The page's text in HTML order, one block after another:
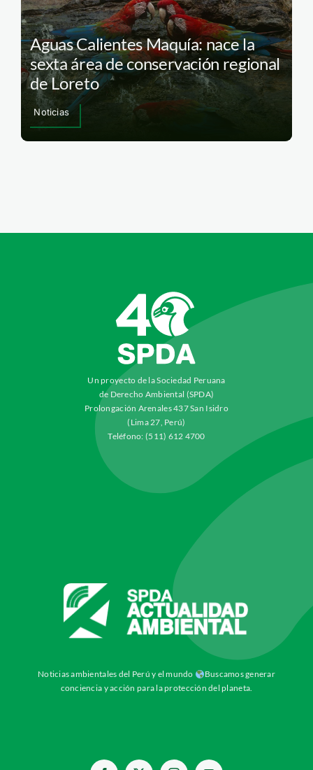
Aguas Calientes Maquía: nace la
sexta área de conservación regional
de Loreto
Noticias
Un proyecto de la Sociedad Peruana
de Derecho Ambiental (SPDA)
Prolongación Arenales 437 San Isidro
(Lima 27, Perú)
Teléfono: (511) 612 4700
Noticias ambientales del Perú y el mundo
Buscamos generar
conciencia y acción para la protección del planeta.